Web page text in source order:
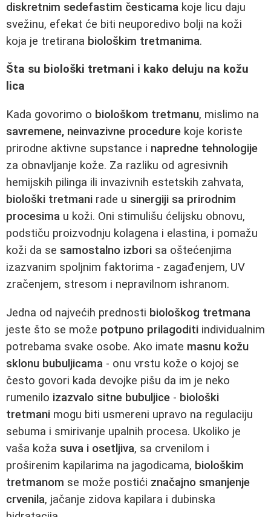
diskretnim sedefastim česticama koje licu daju
svežinu, efekat će biti neuporedivo bolji na koži
koja je tretirana biološkim tretmanima.
Šta su biološki tretmani i kako deluju na kožu
lica
Kada govorimo o biološkom tretmanu, mislimo na
savremene, neinvazivne procedure koje koriste
prirodne aktivne supstance i napredne tehnologije
za obnavljanje kože. Za razliku od agresivnih
hemijskih pilinga ili invazivnih estetskih zahvata,
biološki tretmani rade u sinergiji sa prirodnim
procesima u koži. Oni stimulišu ćelijsku obnovu,
podstiču proizvodnju kolagena i elastina, i pomažu
koži da se samostalno izbori sa oštećenjima
izazvanim spoljnim faktorima - zagađenjem, UV
zračenjem, stresom i nepravilnom ishranom.
Jedna od najvećih prednosti biološkog tretmana
jeste što se može potpuno prilagoditi individualnim
potrebama svake osobe. Ako imate masnu kožu
sklonu bubuljicama - onu vrstu kože o kojoj se
često govori kada devojke pišu da im je neko
rumenilo izazvalo sitne bubuljice - biološki
tretmani mogu biti usmereni upravo na regulaciju
sebuma i smirivanje upalnih procesa. Ukoliko je
vaša koža suva i osetljiva, sa crvenilom i
proširenim kapilarima na jagodicama, biološkim
tretmanom se može postići značajno smanjenje
crvenila, jačanje zidova kapilara i dubinska